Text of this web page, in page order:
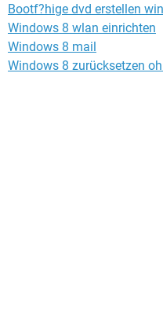
Bootf?hige dvd erstellen
Windows 8 wlan einrichten
Windows 8 mail
Windows 8 zurücksetzen